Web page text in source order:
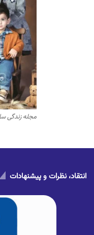
مجله زندگی
انتقاد، نظرات و پیشنهادات